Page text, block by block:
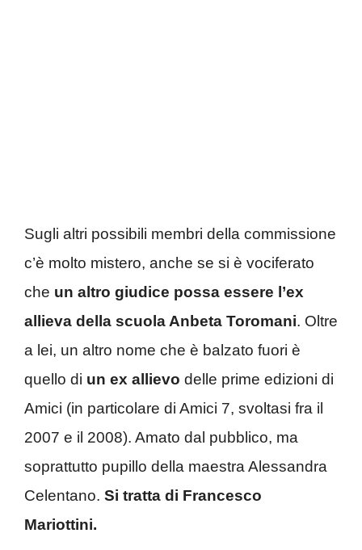
Sugli altri possibili membri della commissione
c’è molto mistero, anche se si è vociferato
che un altro giudice possa essere l’ex
allieva della scuola Anbeta Toromani. Oltre
a lei, un altro nome che è balzato fuori è
quello di un ex allievo delle prime edizioni di
Amici (in particolare di Amici 7, svoltasi fra il
2007 e il 2008). Amato dal pubblico, ma
soprattutto pupillo della maestra Alessandra
Celentano. Si tratta di Francesco
Mariottini.